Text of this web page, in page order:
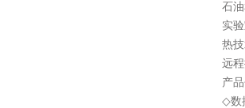
石
实
热
远
产
◇数